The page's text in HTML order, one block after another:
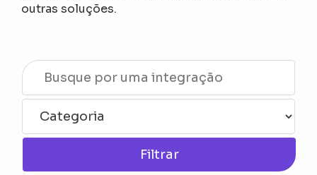
outras soluções.
Filtrar